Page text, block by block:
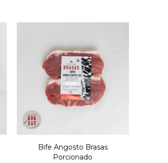
Bife Angosto Brasas
Porcionado